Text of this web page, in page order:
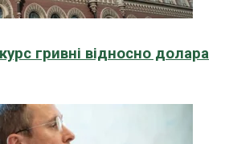
гривні відносно долара